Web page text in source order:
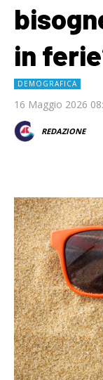
in
DEMOGRAFICA
16 Maggio 2026
REDAZIONE